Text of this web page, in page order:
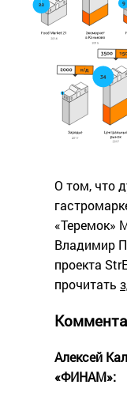
О том, что
«Теремок»
Владимир
проекта
прочитать
Алексей
«ФИНАМ»: